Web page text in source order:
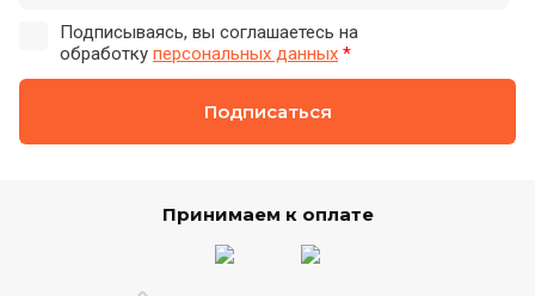
Подписываясь, вы соглашаетесь на
обработку персональных данных *
Подписаться
Принимаем к оплате